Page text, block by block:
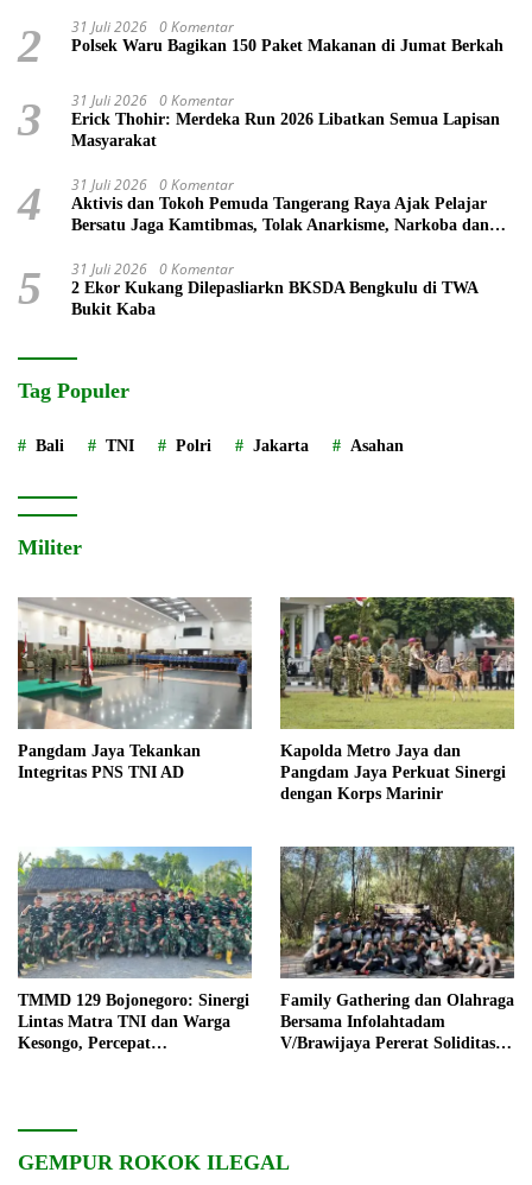
2 31 Juli 2026 0 Komentar
Polsek Waru Bagikan 150 Paket Makanan di Jumat Berkah
3 31 Juli 2026 0 Komentar
Erick Thohir: Merdeka Run 2026 Libatkan Semua Lapisan
Masyarakat
4 31 Juli 2026 0 Komentar
Aktivis dan Tokoh Pemuda Tangerang Raya Ajak Pelajar
Bersatu Jaga Kamtibmas, Tolak Anarkisme, Narkoba dan
5 31 Juli 2026 0 Komentar
2 Ekor Kukang Dilepasliarkn BKSDA Bengkulu di TWA
Bukit Kaba
Tag Populer
Bali TNI Polri Jakarta Asahan
Militer
Pangdam Jaya Tekankan
Integritas PNS TNI AD
Kapolda Metro Jaya dan
Pangdam Jaya Perkuat Sinergi
dengan Korps Marinir
TMMD 129 Bojonegoro: Sinergi
Lintas Matra TNI dan Warga
Kesongo, Percepat
Family Gathering dan Olahraga
Bersama Infolahtadam
V/Brawijaya Pererat Soliditas
GEMPUR ROKOK ILEGAL